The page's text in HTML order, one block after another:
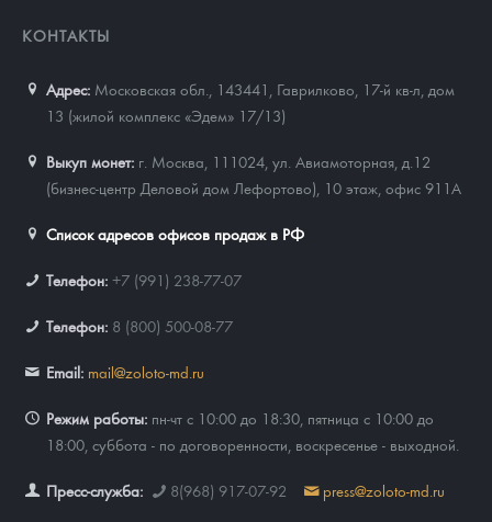
КОНТАКТЫ
Адрес: Московская обл., 143441
Гаврилково, 17-й кв-л, дом
13 (жилой комплекс «Эдем» 17/13)
Выкуп монет: г. Москва, 111024, ул. Авиамоторная, д.12
(бизнес-центр Деловой дом Лефортово), 10 этаж, офис 911А
Список адресов офисов продаж в РФ
Телефон: +7 (991) 238-77-07
Телефон: 8 (800) 500-08-77
Email: mail@zoloto-md.ru
Режим работы: пн-чт с 10:00 до 18:30, пятница с 10:00 до
18:00, суббота - по договоренности, воскресенье - выходной.
Пресс-служба: 8(968) 917-07-92 press@zoloto-md.ru